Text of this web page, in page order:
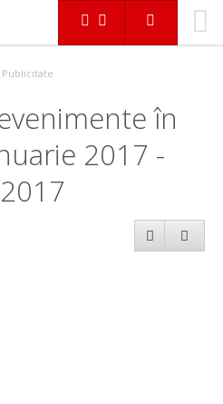
Publicitate
în
2017 -